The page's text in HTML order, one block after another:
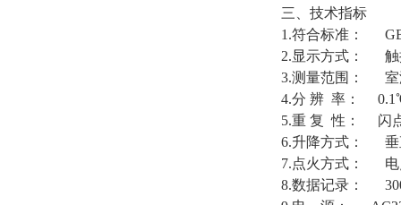
三、技术指标
1.符合标准：
2.显示方式： 触
3.测量范围： 室
4.分 辨 率：
5.重 复 性： 闪
6.升降方式： 垂
7.点火方式：
8.数据记录：